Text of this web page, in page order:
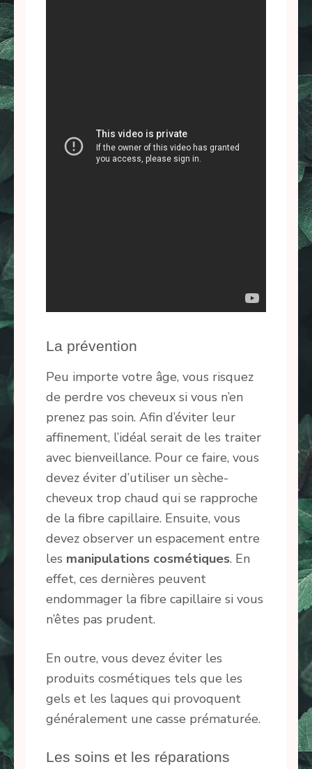
La prévention
Peu importe votre âge, vous risquez
de perdre vos cheveux si vous n’en
prenez pas soin. Afin d’éviter leur
affinement, l’idéal serait de les traiter
avec bienveillance. Pour ce faire, vous
devez éviter d’utiliser un sèche-
cheveux trop chaud qui se rapproche
de la fibre capillaire. Ensuite, vous
devez observer un espacement entre
les manipulations cosmétiques. En
effet, ces dernières peuvent
endommager la fibre capillaire si vous
n’êtes pas prudent.
En outre, vous devez éviter les
produits cosmétiques tels que les
gels et les laques qui provoquent
généralement une casse prématurée.
Les soins et les réparations